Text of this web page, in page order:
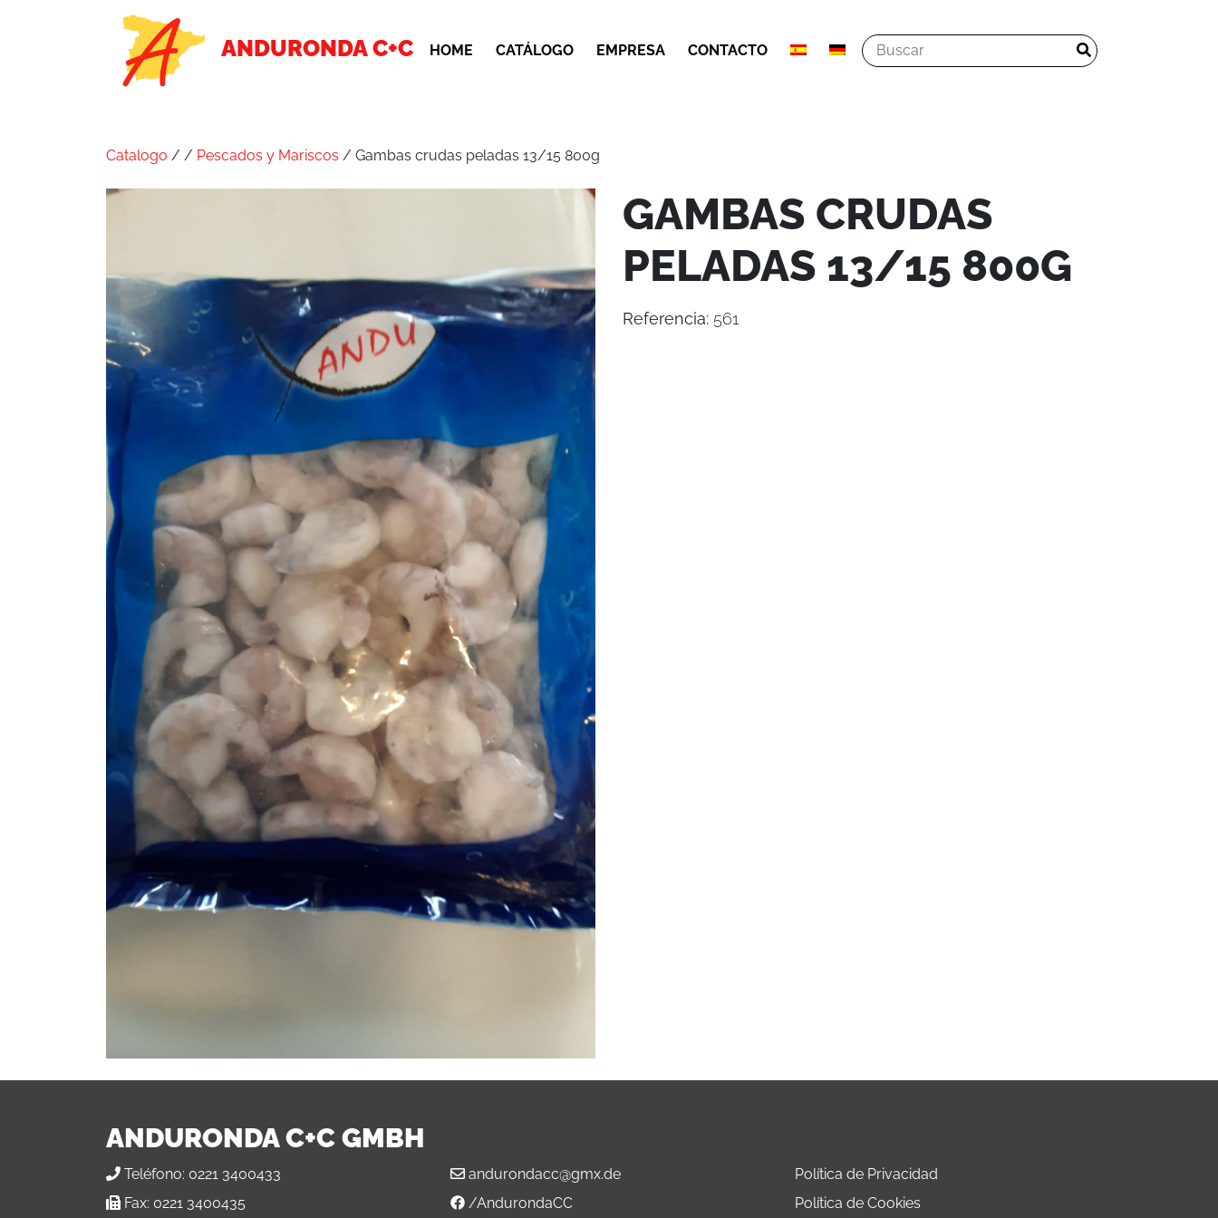
ANDURONDA C+C HOME CATÁLOGO EMPRESA CONTACTO
Catalogo / / Pescados y Mariscos / Gambas crudas peladas 13/15 800g
GAMBAS CRUDAS
PELADAS 13/15 800G
Referencia: 561
ANDURONDA C+C GMBH
Teléfono: 0221 3400433
Fax: 0221 3400435
andurondacc@gmx.de
/AndurondaCC
Política de Privacidad
Política de Cookies